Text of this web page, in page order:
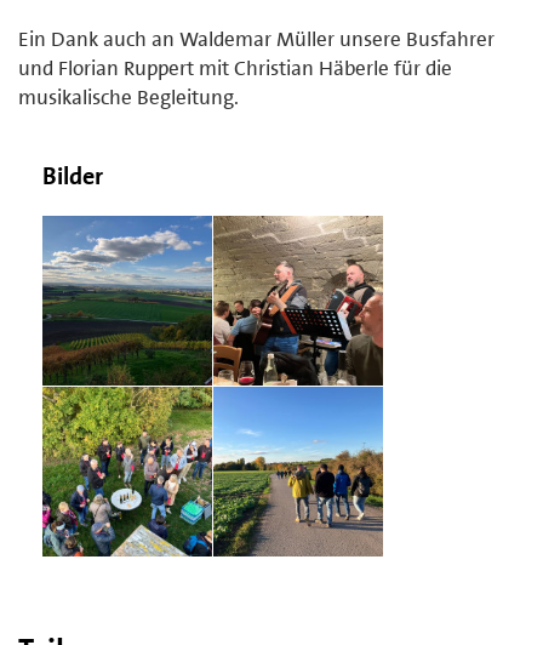
Ein Dank auch an Waldemar Müller unsere Busfahrer
und Florian Ruppert mit Christian Häberle für die
musikalische Begleitung.
Bilder